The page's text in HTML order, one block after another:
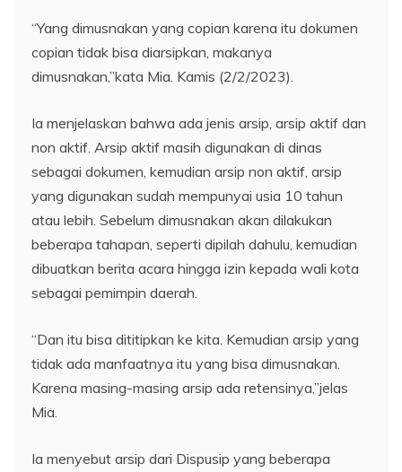
“Yang dimusnakan yang copian karena itu dokumen
copian tidak bisa diarsipkan, makanya
dimusnakan,”kata Mia. Kamis (2/2/2023).
Ia menjelaskan bahwa ada jenis arsip, arsip aktif dan
non aktif. Arsip aktif masih digunakan di dinas
sebagai dokumen, kemudian arsip non aktif, arsip
yang digunakan sudah mempunyai usia 10 tahun
atau lebih. Sebelum dimusnakan akan dilakukan
beberapa tahapan, seperti dipilah dahulu, kemudian
dibuatkan berita acara hingga izin kepada wali kota
sebagai pemimpin daerah.
“Dan itu bisa dititipkan ke kita. Kemudian arsip yang
tidak ada manfaatnya itu yang bisa dimusnakan.
Karena masing-masing arsip ada retensinya,”jelas
Mia.
Ia menyebut arsip dari Dispusip yang beberapa